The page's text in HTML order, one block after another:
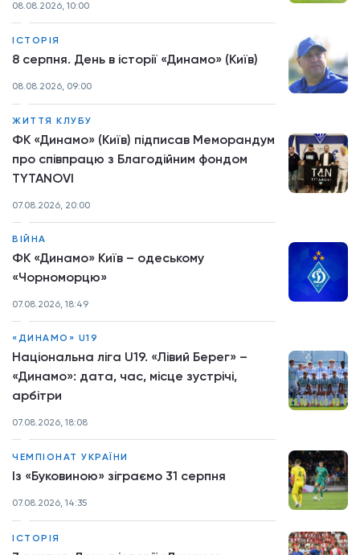
08.08.2026, 10:00
ІСТОРІЯ
8 серпня. День в історії «Динамо» (Київ)
08.08.2026, 09:00
ЖИТТЯ КЛУБУ
ФК «Динамо» (Київ) підписав Меморандум
про співпрацю з Благодійним фондом
TYTANOVI
07.08.2026, 20:00
ВІЙНА
ФК «Динамо» Київ – одеському
«Чорноморцю»
07.08.2026, 18:49
«ДИНАМО» U19
Національна ліга U19. «Лівий Берег» –
«Динамо»: дата, час, місце зустрічі,
арбітри
07.08.2026, 18:08
ЧЕМПІОНАТ УКРАЇНИ
Із «Буковиною» зіграємо 31 серпня
07.08.2026, 14:35
ІСТОРІЯ